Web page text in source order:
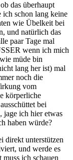
das überhaupt
ich schon lang keine
wie Übelkeit bei
und natürlich das
paar Tage mal
wenn ich mich
müde bin
lang her ist) mal
noch die
vom
körperliche
bei
jage ich hier etwas
haben würde?
direkt unterstützen
und werde es
muss ich schauen